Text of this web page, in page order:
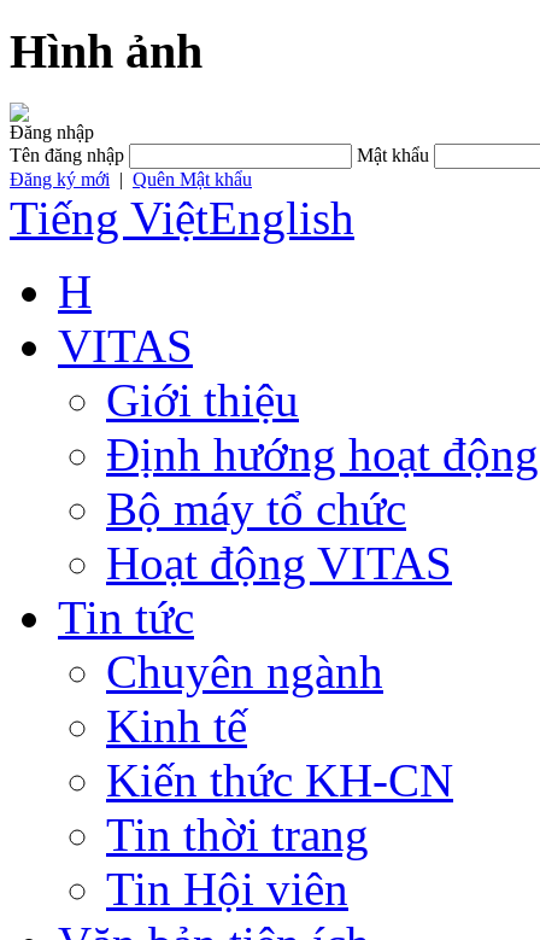
Hình ảnh
Đăng nhập
Tên đăng nhập
Mật khẩu
Đăng ký mới | Quên Mật khẩu
Tiếng ViệtEnglish
H
VITAS
Giới thiệu
Định hướng hoạt động
Bộ máy tổ chức
Hoạt động VITAS
Tin tức
Chuyên ngành
Kinh tế
Kiến thức KH-CN
Tin thời trang
Tin Hội viên